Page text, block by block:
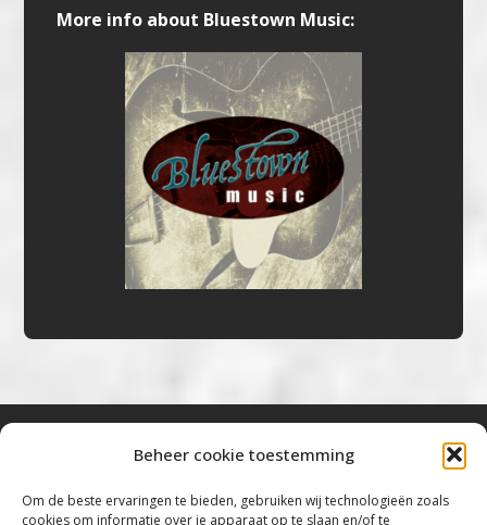
Beheer cookie toestemming
Om de beste ervaringen te bieden, gebruiken wij technologieën zoals
cookies om informatie over je apparaat op te slaan en/of te
More info about Bluestown Music: